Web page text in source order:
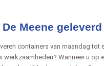
Meene geleverd
containers van maandag tot
Wanneer u op